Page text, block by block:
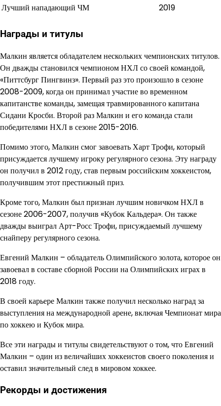
Лучший нападающий ЧМ
2019
Награды и титулы
Малкин является обладателем нескольких чемпионских титулов.
Он дважды становился чемпионом НХЛ со своей командой,
«Питтсбург Пингвинз». Первый раз это произошло в сезоне
2008-2009, когда он принимал участие во временном
капитанстве команды, замещая травмированного капитана
Сидани Кросби. Второй раз Малкин и его команда стали
победителями НХЛ в сезоне 2015-2016.
Помимо этого, Малкин смог завоевать Харт Трофи, который
присуждается лучшему игроку регулярного сезона. Эту награду
он получил в 2012 году, став первым российским хоккеистом,
получившим этот престижный приз.
Кроме того, Малкин был признан лучшим новичком НХЛ в
сезоне 2006-2007, получив «Кубок Кальдера». Он также
дважды выиграл Арт-Росс Трофи, присуждаемый лучшему
снайперу регулярного сезона.
Евгений Малкин – обладатель Олимпийского золота, которое он
завоевал в составе сборной России на Олимпийских играх в
2018 году.
В своей карьере Малкин также получил несколько наград за
выступления на международной арене, включая Чемпионат мира
по хоккею и Кубок мира.
Все эти награды и титулы свидетельствуют о том, что Евгений
Малкин – один из величайших хоккеистов своего поколения и
оставил значительный след в мировом хоккее.
Рекорды и достижения